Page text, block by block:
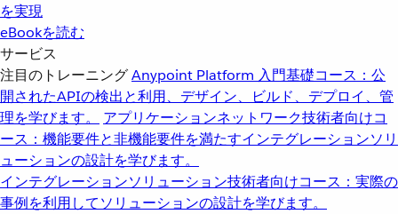
を実現
eBookを読む
サービス
注目のトレーニングAnypoint Platform 入門基礎コース：公
開されたAPIの検出と利用、デザイン、ビルド、デプロイ、管
理を学びます。
アプリケーションネットワーク技術者向けコ
ース：機能要件と非機能要件を満たすインテグレーションソリ
ューションの設計を学びます。
インテグレーションソリューション技術者向けコース：実際の
事例を利用してソリューションの設計を学びます。